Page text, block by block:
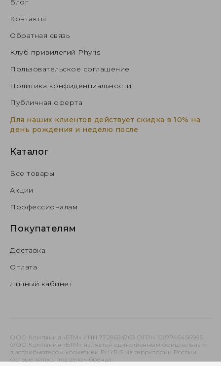
Блог
Контакты
Обратная связь
Клуб привилегий Phyris
Пользовательское соглашение
Политика конфиденциальности
Публичная оферта
Для наших клиентов действует скидка в 10% на
день рождения и неделю после
Каталог
Все товары
Акции
Профессионалам
Покупателям
Доставка
Оплата
Личный кабинет
ООО Компания «БТМ» ИНН 7728654763 ОГРН 1087746456995
ООО Компания «БТМ» является единственным официальным
дистрибьютером косметики PHYRIS на территории России.
Остерегайтесь подделок бренда.